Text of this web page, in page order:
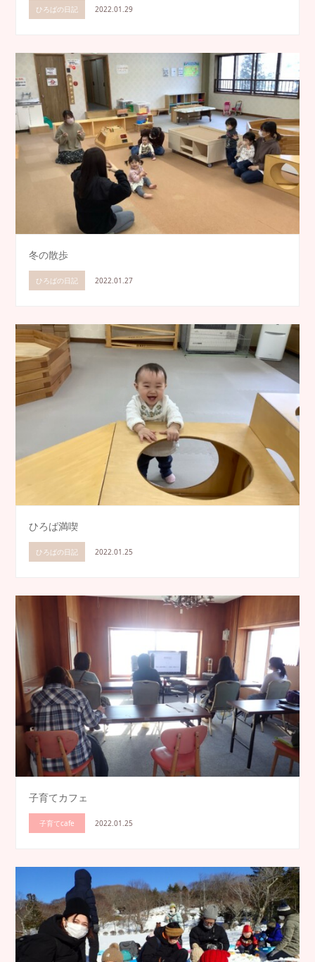
ひろばの日記 2022.01.29
冬の散歩
ひろばの日記 2022.01.27
ひろば満喫
ひろばの日記 2022.01.25
子育てカフェ
子育てcafe 2022.01.25